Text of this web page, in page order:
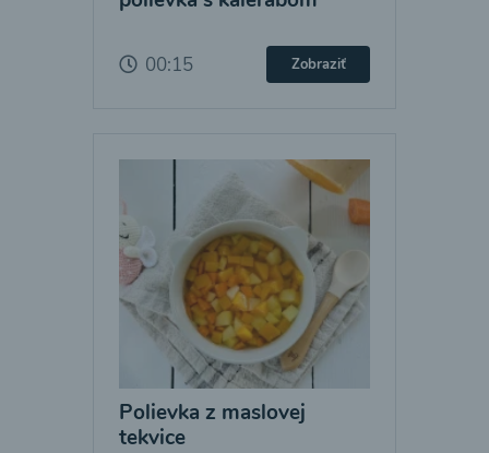
00:15 Zobraziť
Polievka z maslovej
tekvice